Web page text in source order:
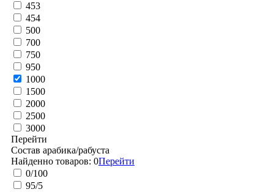
453
454
500
700
750
950
1000
1500
2000
2500
3000
Перейти
Состав арабика/рабуста
Найденно товаров: 0Перейти
0/100
95/5